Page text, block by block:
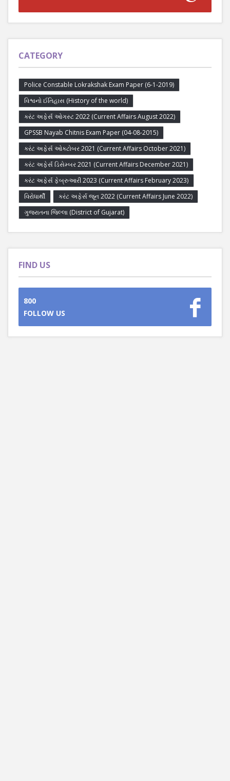
CATEGORY
Police Constable Lokrakshak Exam Paper (6-1-2019)
વિશ્વનો ઈતિહાસ (History of the world)
કરંટ અફેર્સ ઓગસ્ટ 2022 (Current Affairs August 2022)
GPSSB Nayab Chitnis Exam Paper (04-08-2015)
કરંટ અફેર્સ ઓક્ટોબર 2021 (Current Affairs October 2021)
કરંટ અફેર્સ ડિસેમ્બર 2021 (Current Affairs December 2021)
કરંટ અફેર્સ ફેબ્રુઆરી 2023 (Current Affairs February 2023)
વિરોધાર્થી
કરંટ અફેર્સ જૂન 2022 (Current Affairs June 2022)
ગુજરાતના જિલ્લા (District of Gujarat)
FIND US
800
FOLLOW US